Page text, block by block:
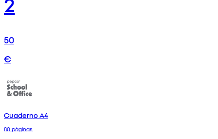
50
€
Cuaderno A4
80 páginas